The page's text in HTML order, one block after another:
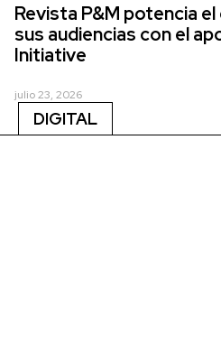
Revista P&M potencia
sus audiencias con el
Initiative
julio 23, 2026
DIGITAL